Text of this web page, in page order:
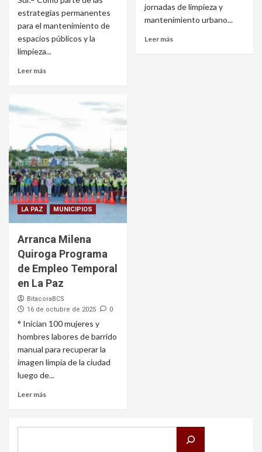
estrategias permanentes
para el mantenimiento de
espacios públicos y la
limpieza...
Leer más
jornadas de limpieza y
mantenimiento urbano...
Leer más
LA PAZ MUNICIPIOS
Arranca Milena
Quiroga Programa
de Empleo Temporal
en La Paz
BitacoraBCS
16 de octubre de 2025
0
° Inician 100 mujeres y
hombres labores de barrido
manual para recuperar la
imagen limpia de la ciudad
luego de...
Leer más